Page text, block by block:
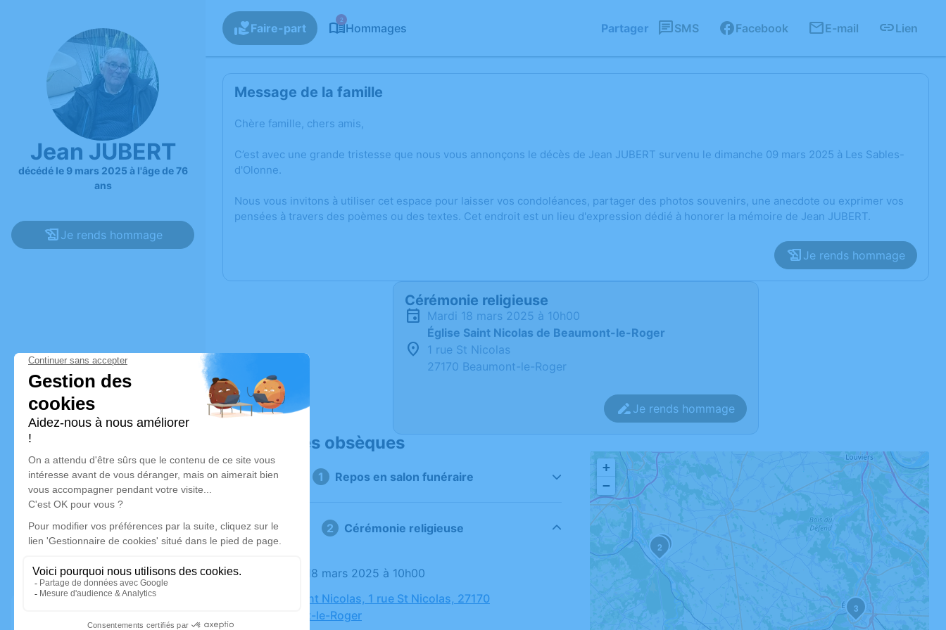
Jean JUBERT
décédé le 9 mars 2025 à l'âge de 76
ans
Je rends hommage
Faire-part
2
Hommages Partager SMS Facebook E-mail Lien
Message de la famille
Chère famille, chers amis,
C’est avec une grande tristesse que nous vous annonçons le décès de Jean JUBERT survenu le dimanche 09 mars 2025 à Les Sables-
d'Olonne.
Nous vous invitons à utiliser cet espace pour laisser vos condoléances, partager des photos souvenirs, une anecdote ou exprimer vos
pensées à travers des poèmes ou des textes. Cet endroit est un lieu d'expression dédié à honorer la mémoire de Jean JUBERT.
Je rends hommage
Cérémonie religieuse
mardi 18 mars 2025 à 10h00
Église Saint Nicolas de Beaumont-le-Roger
1 rue St Nicolas
27170 Beaumont-le-Roger
Je rends hommage
Déroulé des obsèques
1 Repos en salon funéraire
2 Cérémonie religieuse
Le mardi 18 mars 2025 à 10h00
Église Saint Nicolas, 1 rue St Nicolas, 27170
Beaumont-le-Roger
1
2
3
+
−